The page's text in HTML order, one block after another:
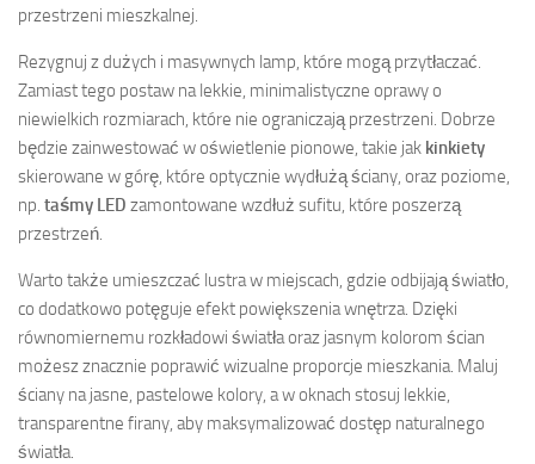
przestrzeni mieszkalnej.
Rezygnuj z dużych i masywnych lamp, które mogą przytłaczać.
Zamiast tego postaw na lekkie, minimalistyczne oprawy o
niewielkich rozmiarach, które nie ograniczają przestrzeni. Dobrze
będzie zainwestować w oświetlenie pionowe, takie jak kinkiety
skierowane w górę, które optycznie wydłużą ściany, oraz poziome,
np. taśmy LED zamontowane wzdłuż sufitu, które poszerzą
przestrzeń.
Warto także umieszczać lustra w miejscach, gdzie odbijają światło,
co dodatkowo potęguje efekt powiększenia wnętrza. Dzięki
równomiernemu rozkładowi światła oraz jasnym kolorom ścian
możesz znacznie poprawić wizualne proporcje mieszkania. Maluj
ściany na jasne, pastelowe kolory, a w oknach stosuj lekkie,
transparentne firany, aby maksymalizować dostęp naturalnego
światła.